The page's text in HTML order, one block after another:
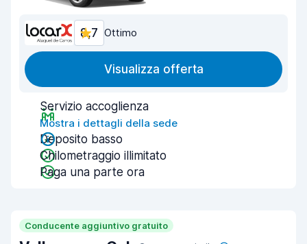
8,7 Ottimo
Visualizza offerta
Servizio accoglienza
Mostra i dettagli della sede
Deposito basso
Chilometraggio illimitato
Paga una parte ora
Conducente aggiuntivo gratuito